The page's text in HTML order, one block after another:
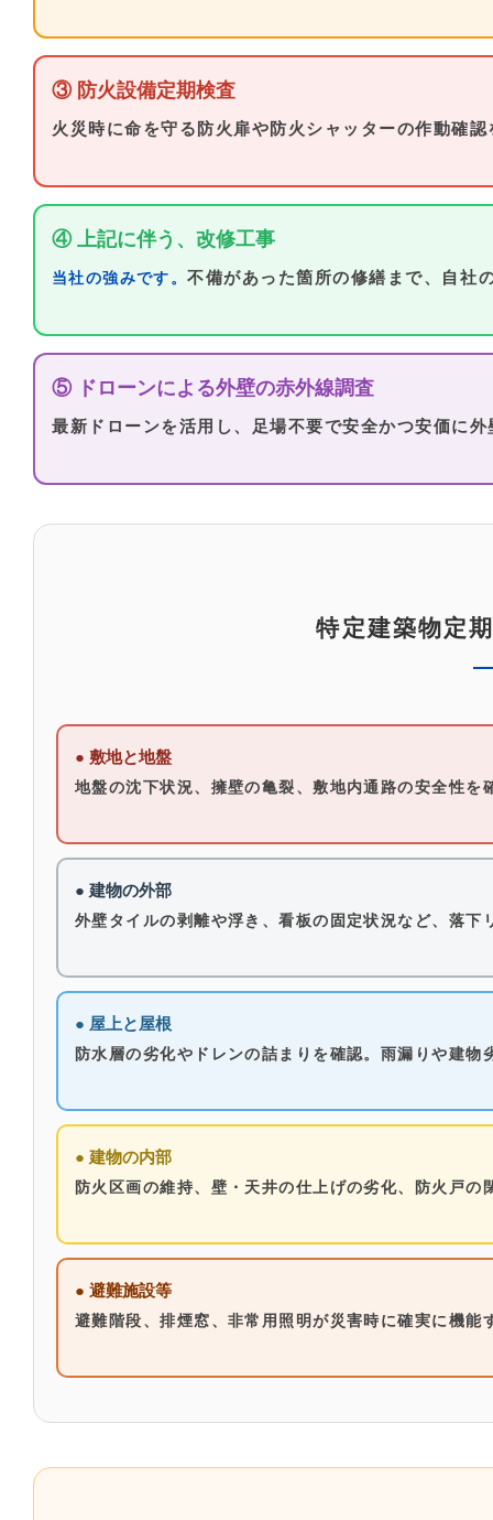
③ 防火設備定期検査
火災時に命を守る防火扉や防火シャッターの作動確
④ 上記に伴う、改修工事
当社の強みです。不備があった箇所の修繕まで、自社
⑤ ドローンによる外壁の赤外線調査
最新ドローンを活用し、足場不要で安全かつ安価に
特定建築物定
● 敷地と地盤
地盤の沈下状況、擁壁の亀裂、敷地内通路の安全性を
● 建物の外部
外壁タイルの剥離や浮き、看板の固定状況など、落下
● 屋上と屋根
防水層の劣化やドレンの詰まりを確認。雨漏りや建物
● 建物の内部
防火区画の維持、壁・天井の仕上げの劣化、防火戸の
● 避難施設等
避難階段、排煙窓、非常用照明が災害時に確実に機能